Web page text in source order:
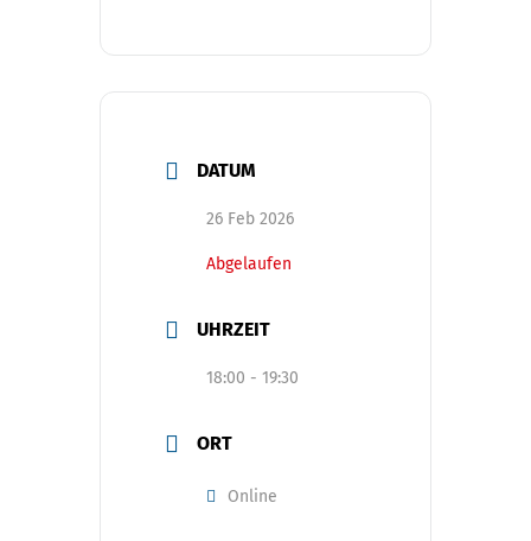
DATUM
26 Feb 2026
Abgelaufen
UHRZEIT
18:00 - 19:30
ORT
Online